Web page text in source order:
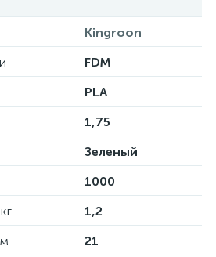
Kingroon
FDM
PLA
1,75
Зеленый
1000
1,2
21